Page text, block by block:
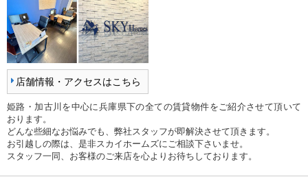
店舗情報・アクセスはこちら
姫路・加古川を中心に兵庫県下の全ての賃貸物件をご紹介させて頂いて
おります。
どんな些細なお悩みでも、弊社スタッフが即解決させて頂きます。
お引越しの際は、是非スカイホームズにご相談下さいませ。
スタッフ一同、お客様のご来店を心よりお待ちしております。